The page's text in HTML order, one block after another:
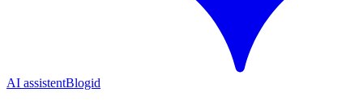
AI assistentBlogid